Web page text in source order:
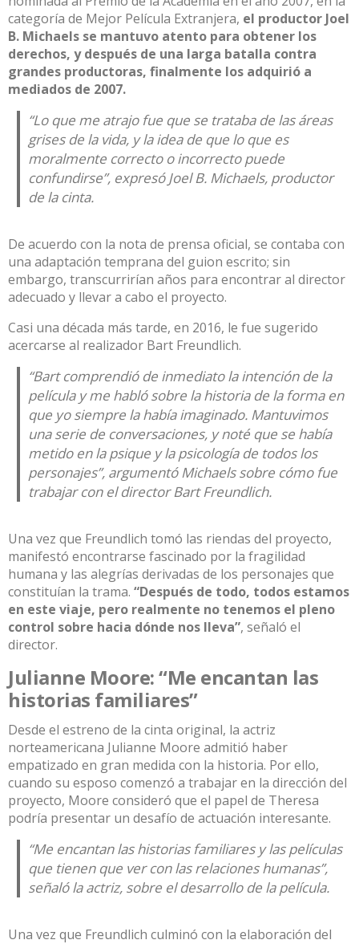
categoría de Mejor Película Extranjera, el productor Joel
B. Michaels se mantuvo atento para obtener los
derechos, y después de una larga batalla contra
grandes productoras, finalmente los adquirió a
mediados de 2007.
“Lo que me atrajo fue que se trataba de las áreas
grises de la vida, y la idea de que lo que es
moralmente correcto o incorrecto puede
confundirse”, expresó Joel B. Michaels, productor
de la cinta.
De acuerdo con la nota de prensa oficial, se contaba con
una adaptación temprana del guion escrito; sin
embargo, transcurrirían años para encontrar al director
adecuado y llevar a cabo el proyecto.
Casi una década más tarde, en 2016, le fue sugerido
acercarse al realizador Bart Freundlich.
“Bart comprendió de inmediato la intención de la
película y me habló sobre la historia de la forma en
que yo siempre la había imaginado. Mantuvimos
una serie de conversaciones, y noté que se había
metido en la psique y la psicología de todos los
personajes”, argumentó Michaels sobre cómo fue
trabajar con el director Bart Freundlich.
Una vez que Freundlich tomó las riendas del proyecto,
manifestó encontrarse fascinado por la fragilidad
humana y las alegrías derivadas de los personajes que
constituían la trama. “Después de todo, todos estamos
en este viaje, pero realmente no tenemos el pleno
control sobre hacia dónde nos lleva”, señaló el
director.
Julianne Moore: “Me encantan las
historias familiares”
Desde el estreno de la cinta original, la actriz
norteamericana Julianne Moore admitió haber
empatizado en gran medida con la historia. Por ello,
cuando su esposo comenzó a trabajar en la dirección del
proyecto, Moore consideró que el papel de Theresa
podría presentar un desafío de actuación interesante.
“Me encantan las historias familiares y las películas
que tienen que ver con las relaciones humanas”,
señaló la actriz, sobre el desarrollo de la película.
Una vez que Freundlich culminó con la elaboración del